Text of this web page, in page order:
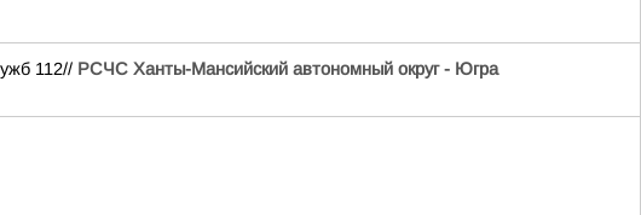
112// РСЧС Ханты-Мансийский автономный округ - Югра